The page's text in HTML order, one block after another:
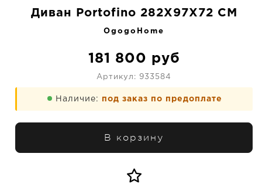
Диван Portofino 282X97X72 CM
OgogoHome
181 800 руб
Артикул: 933584
Наличие: под заказ по предоплате
В корзину